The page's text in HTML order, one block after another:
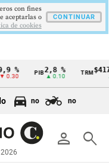
% PIB2,8 %
▲ 0.10
TRM
no no
person search
con fines
aceptarlas o
de cookies
CONTINUAR